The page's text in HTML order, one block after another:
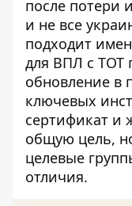
после потери
и не все
подходит
для ВПЛ с ТОТ
обновление в
ключевых
сертификат и
общую цель,
целевые
отличия.